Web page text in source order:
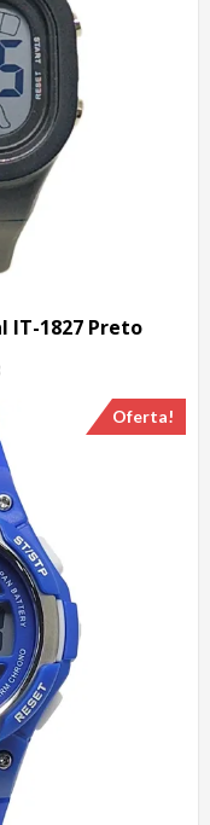
IT-1827 Preto
Oferta!